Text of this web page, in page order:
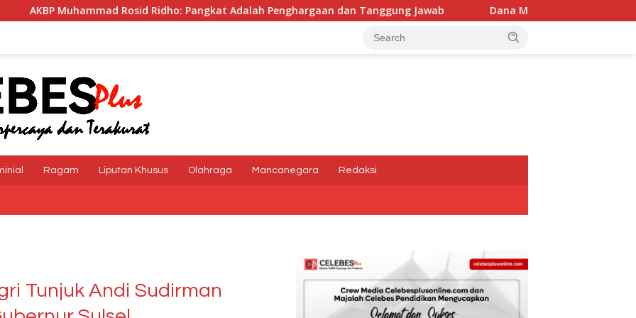
Rosid Ridho: Pangkat Adalah Penghargaan dan Tanggung Jawab Dana Media Belum Terbayarkan, Kadis
Ragam Liputan Khusus Olahraga Mancanegara Redaksi
Tunjuk Andi Sudirman